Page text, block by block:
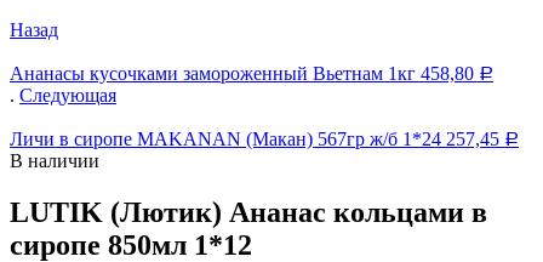
Назад
Ананасы кусочками замороженный Вьетнам 1кг 458,80 Р
. Следующая
Личи в сиропе MAKANAN (Макан) 567гр ж/б 1*24 257,45 Р
В наличии
LUTIK (Лютик) Ананас кольцами в
сиропе 850мл 1*12